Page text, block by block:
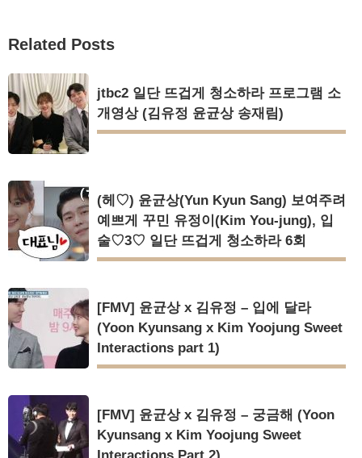
Related Posts
jtbc2 일단 뜨겁게 청소하라 프로그램 소
개영상 (김유정 윤균상 송재림)
(헤♡) 윤균상(Yun Kyun Sang) 보여주려
예쁘게 꾸민 유정이(Kim You-jung), 입
술♡3♡ 일단 뜨겁게 청소하라 6회
[FMV] 윤균상 x 김유정 – 입에 달라
(Yoon Kyunsang x Kim Yoojung Sweet
Interactions part 1)
[FMV] 윤균상 x 김유정 – 궁금해 (Yoon
Kyunsang x Kim Yoojung Sweet
Interactions Part 2)